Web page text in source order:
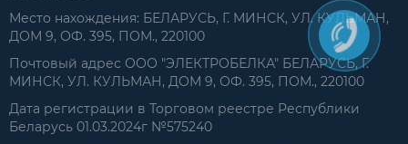
Место нахождения: БЕЛАРУСЬ, Г. МИНСК, УЛ. КУЛЬМАН,
ДОМ 9, ОФ. 395, ПОМ., 220100
Почтовый адрес ООО "ЭЛЕКТРОБЕЛКА" БЕЛАРУСЬ, Г.
МИНСК, УЛ. КУЛЬМАН, ДОМ 9, ОФ. 395, ПОМ., 220100
Дата регистрации в Торговом реестре Республики
Беларусь 01.03.2024г №575240